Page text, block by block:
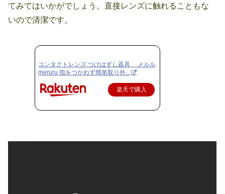
てみてはいかがでしょう。直接レンズに触れることもな
いので清潔です。
コンタクトレンズ つけはずし器具 メルル
meruru 指をつかわず簡単取り外...
楽天で購入